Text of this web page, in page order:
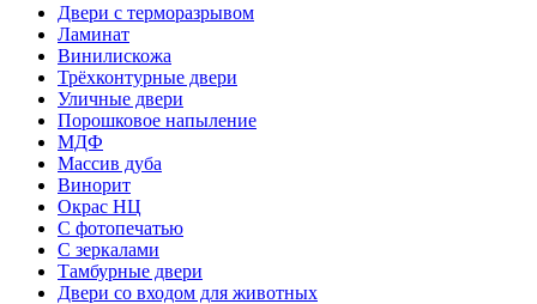
Двери с терморазрывом
Ламинат
Винилискожа
Трёхконтурные двери
Уличные двери
Порошковое напыление
МДФ
Массив дуба
Винорит
Окрас НЦ
С фотопечатью
С зеркалами
Тамбурные двери
Двери со входом для животных